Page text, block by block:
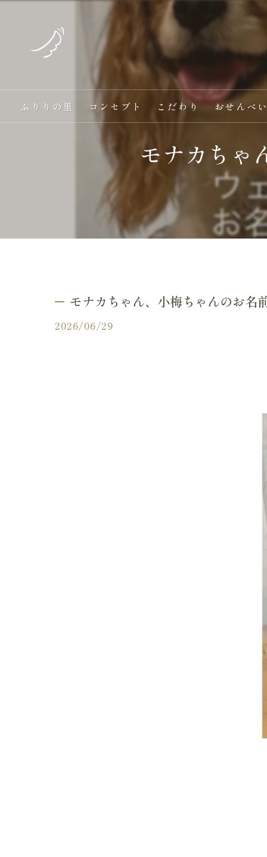
ふりりの里 コンセプト こだわり
愛犬と一緒に食べる
オンラインショップ
手作り
ヘルシー
おせんべい
モナカちゃ
モナカちゃん、小梅ちゃんのお名
2026/06/29